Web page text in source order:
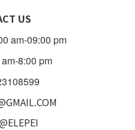
US
am-09:00 pm
8:00 pm